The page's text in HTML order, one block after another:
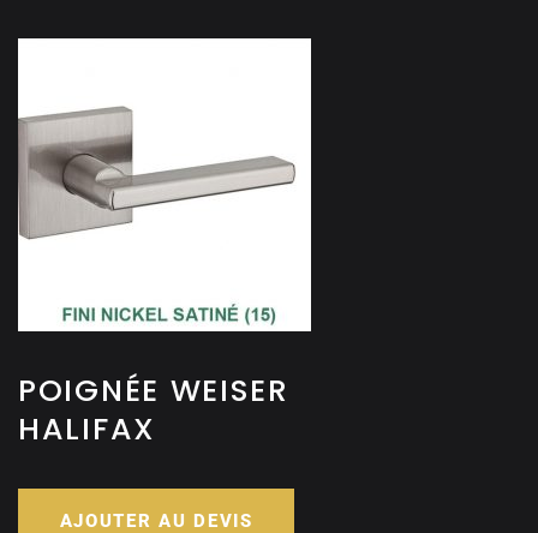
POIGNÉE WEISER
HALIFAX
AJOUTER AU DEVIS